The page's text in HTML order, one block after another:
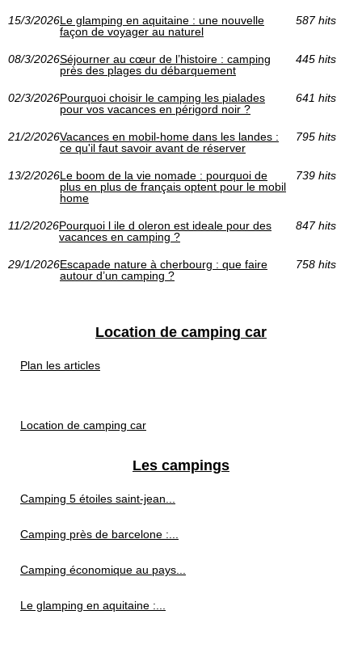
15/3/2026Le glamping en aquitaine : une nouvelle
façon de voyager au naturel
587 hits
08/3/2026Séjourner au cœur de l’histoire : camping
près des plages du débarquement
445 hits
02/3/2026Pourquoi choisir le camping les pialades
pour vos vacances en périgord noir ?
641 hits
21/2/2026Vacances en mobil-home dans les landes :
ce qu'il faut savoir avant de réserver
795 hits
13/2/2026Le boom de la vie nomade : pourquoi de
plus en plus de français optent pour le mobil
home
739 hits
11/2/2026Pourquoi l ile d oleron est ideale pour des
vacances en camping ?
847 hits
29/1/2026Escapade nature à cherbourg : que faire
autour d’un camping ?
758 hits
Location de camping car
Plan les articles
Location de camping car
Les campings
Camping 5 étoiles saint-jean...
Camping près de barcelone :...
Camping économique au pays...
Le glamping en aquitaine :...